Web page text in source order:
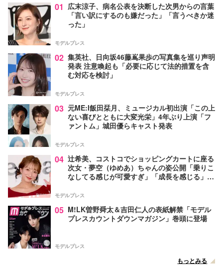
01 広末涼子、病名公表を決断した次男からの言葉
「言い訳にするのも嫌だった」「言うべきか迷
った」
モデルプレス
02 集英社、日向坂46藤嶌果歩の写真集を巡り声明
発表 注意喚起も「必要に応じて法的措置を含
む対応を検討」
モデルプレス
03 元ME:I飯田栞月、ミュージカル初出演「この上
ない喜びとともに大変光栄」4年ぶり上演「フ
ァントム」城田優らキャスト発表
モデルプレス
04 辻希美、コストコでショッピングカートに座る
次女・夢空（ゆめあ）ちゃんの姿公開「乗りこ
なしてる感じが可愛すぎ」「成長を感じる」の
モデルプレス
05 M!LK曽野舜太＆吉田仁人の表紙解禁「モデル
プレスカウントダウンマガジン」巻頭に登場
モデルプレス
もっとみる